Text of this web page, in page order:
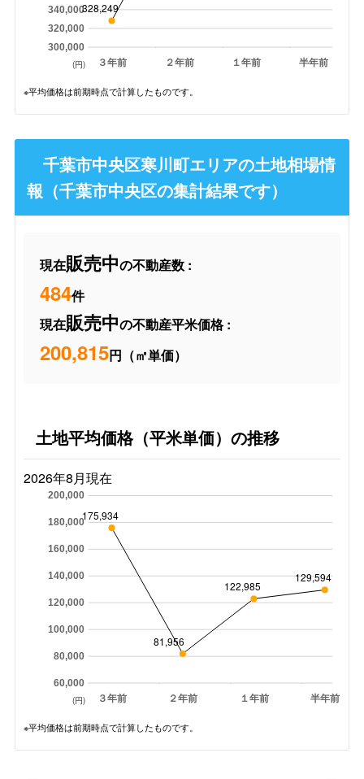
３年前 ２年前 １年前 半年前
300,000
320,000
340,000328,249
(円)
※平均価格は前期時点で計算したものです。
千葉市中央区寒川町エリアの土地相場情
報（千葉市中央区の集計結果です）
現在販売中の不動産数 :
484件
現在販売中の不動産平米価格 :
200,815円（㎡単価）
土地平均価格（平米単価）の推移
2026年8月現在
３年前 ２年前 １年前 半年前
60,000
80,000
100,000
120,000
140,000
160,000
180,000
200,000
175,934
81,956
122,985
129,594
(円)
※平均価格は前期時点で計算したものです。